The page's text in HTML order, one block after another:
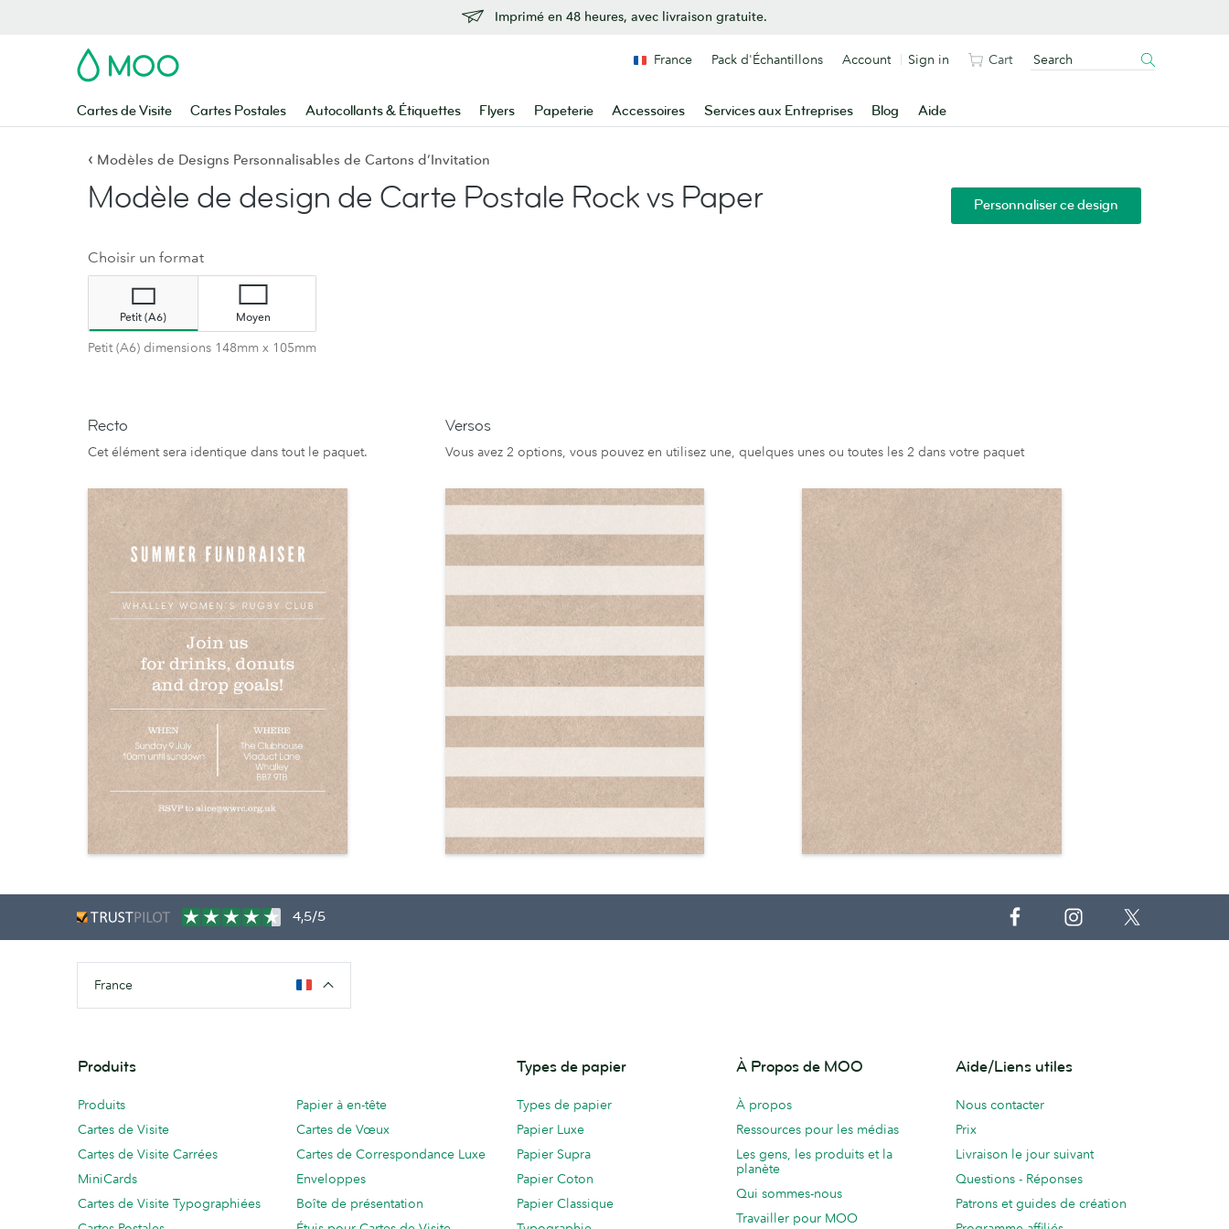
Imprimé en 48 heures, avec livraison gratuite.
MOO
Cartes de Visite Cartes Postales Autocollants & Étiquettes Flyers Papeterie Accessoires Services aux Entreprises Blog Aide
France Pack d'Échantillons Account Sign in Cart
‹ Modèles de Designs Personnalisables de Cartons d’Invitation
Modèle de design de Carte Postale Rock vs Paper Personnaliser ce design
Choisir un format
Petit (A6) Moyen
Petit (A6) dimensions 148mm x 105mm
Recto
Cet élément sera identique dans tout le paquet.
Versos
Vous avez 2 options, vous pouvez en utilisez une, quelques unes ou toutes les 2 dans votre paquet
4,5/5
France
Produits
Produits
Cartes de Visite
Cartes de Visite Carrées
MiniCards
Cartes de Visite Typographiées
Papier à en-tête
Cartes de Vœux
Cartes de Correspondance Luxe
Enveloppes
Boîte de présentation
Types de papier
Types de papier
Papier Luxe
Papier Supra
Papier Coton
Papier Classique
À Propos de MOO
À propos
Ressources pour les médias
Les gens, les produits et la
planète
Qui sommes-nous
Travailler pour MOO
Aide/Liens utiles
Nous contacter
Prix
Livraison le jour suivant
Questions - Réponses
Patrons et guides de création